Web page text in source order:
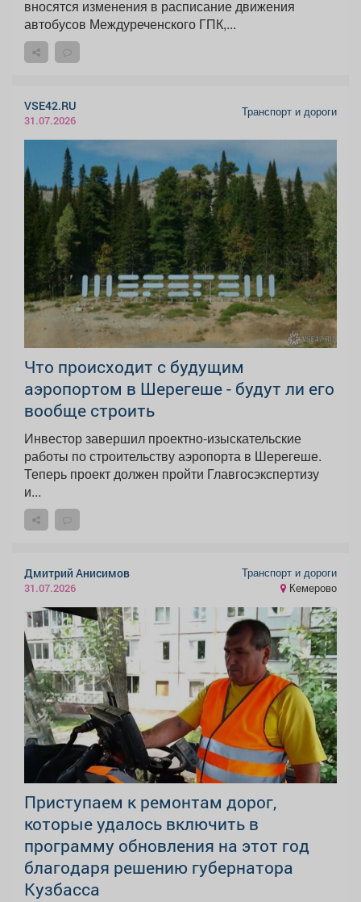
вносятся изменения в расписание движения
автобусов Междуреченского ГПК,...
VSE42.RU
31.07.2026
Транспорт и дороги
Что происходит с будущим
аэропортом в Шерегеше - будут ли его
вообще строить
Инвестор завершил проектно-изыскательские
работы по строительству аэропорта в Шерегеше.
Теперь проект должен пройти Главгосэкспертизу
и...
Дмитрий Анисимов
31.07.2026
Транспорт и дороги
Кемерово
Приступаем к ремонтам дорог,
которые удалось включить в
программу обновления на этот год
благодаря решению губернатора
Кузбасса